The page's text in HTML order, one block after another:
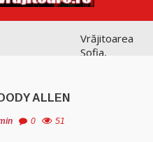
Vrăjitoarea
Sofia,
ALLEN
0 51